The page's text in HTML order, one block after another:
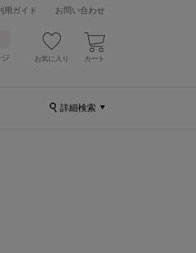
用ガイド お問い合わせ
お気に入り カート
詳細検索